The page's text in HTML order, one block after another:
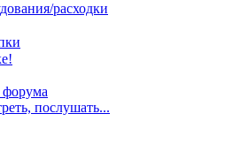
расходки
послушать...